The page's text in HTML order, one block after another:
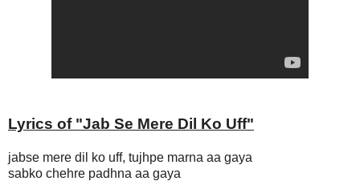
Lyrics of "Jab Se Mere Dil Ko Uff"
jabse mere dil ko uff, tujhpe marna aa gaya
sabko chehre padhna aa gaya